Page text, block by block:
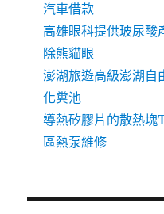
汽車借款
高雄眼科提供玻尿酸
除熊貓眼
澎湖旅遊高級澎湖自
化糞池
導熱矽膠片的散熱
區熱泵維修